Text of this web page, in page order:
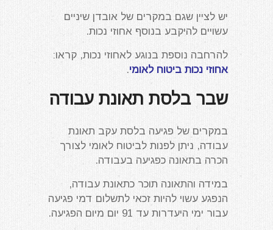
יש לציין שגם במקרים של אובדן שיניים
עשויים להיקבע בנוסף אחוזי נכות.
להרחבה נוספת בנוגע לאחוזי נכות, קראו:
אחוזי נכות ביטוח לאומי.
שבר בלסת תאונת עבודה
במקרים של פגיעה בלסת עקב תאונת
עבודה, ניתן לפנות לביטוח לאומי לצורך
הכרה בתאונה כפגיעה בעבודה.
במידה והתאונה תוכר כתאונת עבודה,
הנפגע עשוי להיות זכאי לתשלום דמי פגיעה
עבור ימי היעדרות עד 91 יום מיום הפגיעה.